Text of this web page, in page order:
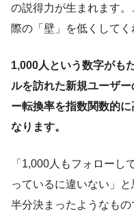
の説得力が生まれます
際の「壁」を低くしてく
1,000人という数字がも
ルを訪れた新規ユーザ
ー転換率を指数関数的
なります。
「1,000人もフォローし
っているに違いない」
半分決まったようなも